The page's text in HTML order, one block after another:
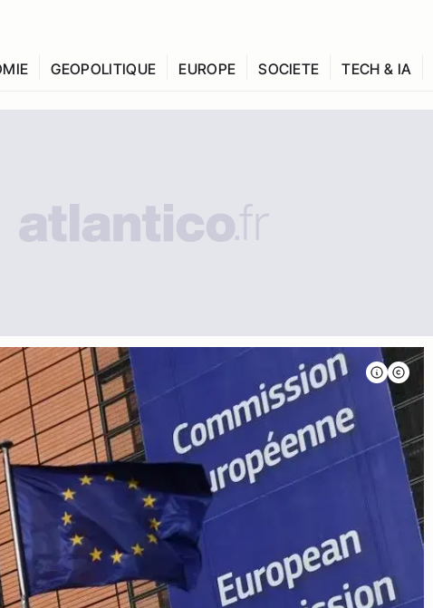
GEOPOLITIQUE EUROPE SOCIETE TECH & IA